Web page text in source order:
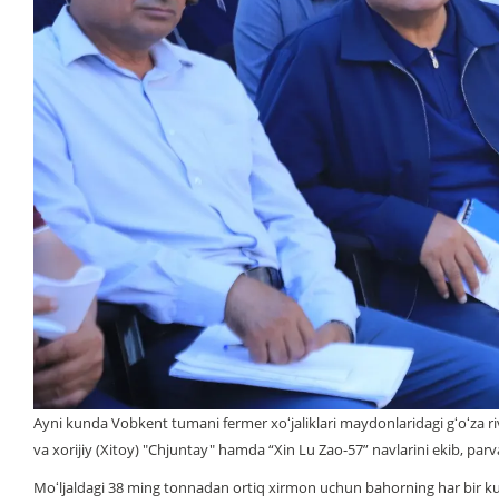
Ayni kunda Vobkent tumani fermer xoʻjaliklari maydonlaridagi
va xorijiy (Xitoy) "Chjuntay" hamda “Xin Lu Zao-57” navlarini ekib,
Moʻljaldagi 38 ming tonnadan ortiq xirmon uchun bahorning har bir